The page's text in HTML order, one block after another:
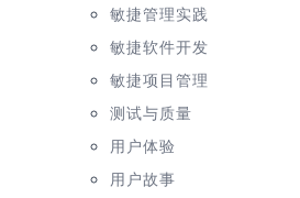
敏捷管理实践
敏捷软件开发
敏捷项目管理
测试与质量
用户体验
用户故事